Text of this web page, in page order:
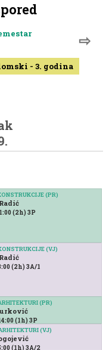
⇨
- 3. godina
(PR)
(2h) 3P
(VJ)
(2h) 3A/1
(PR)
(1h) 3P
(VJ)
(1h) 3A/2